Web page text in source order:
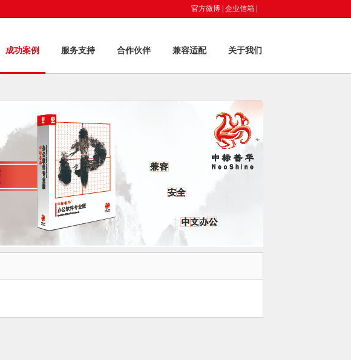
官方微博 企业信箱
成功案例 服务支持 合作伙伴 兼容适配 关于我们